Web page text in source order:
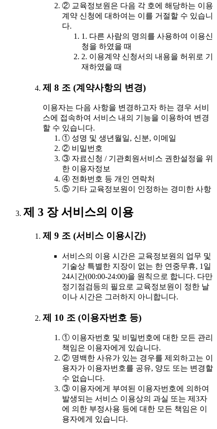
② 교육정보원은 다음 각 호에 해당하는 이용
계약 신청에 대하여는 이를 거절할 수 있습니
다.
1. 다른 사람의 명의를 사용하여 이용신
청을 하였을 때
2. 이용계약 신청서의 내용을 허위로 기
재하였을 때
제 8 조 (계약사항의 변경)
이용자는 다음 사항을 변경하고자 하는 경우 서비
스에 접속하여 서비스 내의 기능을 이용하여 변경
할 수 있습니다.
① 성명 및 생년월일, 신분, 이메일
② 비밀번호
③ 자료신청 / 기관회원서비스 권한설정을 위
한 이용자정보
④ 전화번호 등 개인 연락처
⑤ 기타 교육정보원이 인정하는 경미한 사항
제 3 장 서비스의 이용
제 9 조 (서비스 이용시간)
서비스의 이용 시간은 교육정보원의 업무 및
기술상 특별한 지장이 없는 한 연중무휴, 1일
24시간(00:00-24:00)을 원칙으로 합니다. 다만
정기점검등의 필요로 교육정보원이 정한 날
이나 시간은 그러하지 아니합니다.
제 10 조 (이용자번호 등)
① 이용자번호 및 비밀번호에 대한 모든 관리
책임은 이용자에게 있습니다.
② 명백한 사유가 있는 경우를 제외하고는 이
용자가 이용자번호를 공유, 양도 또는 변경할
수 없습니다.
③ 이용자에게 부여된 이용자번호에 의하여
발생되는 서비스 이용상의 과실 또는 제3자
에 의한 부정사용 등에 대한 모든 책임은 이
용자에게 있습니다.